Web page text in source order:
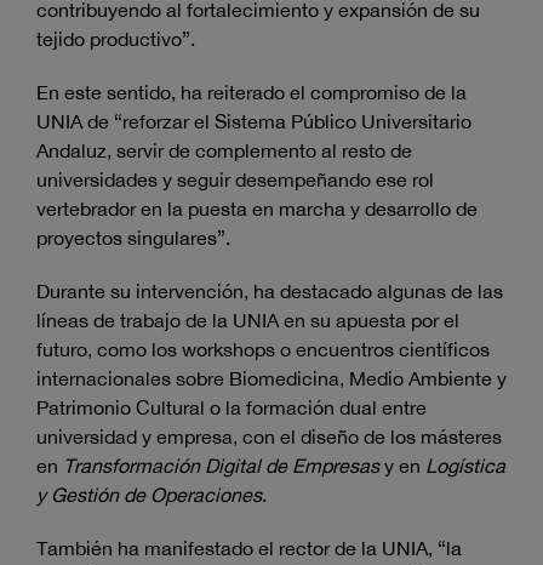
contribuyendo al fortalecimiento y expansión de su
tejido productivo”.
En este sentido, ha reiterado el compromiso de la
UNIA de “reforzar el Sistema Público Universitario
Andaluz, servir de complemento al resto de
universidades y seguir desempeñando ese rol
vertebrador en la puesta en marcha y desarrollo de
proyectos singulares”.
Durante su intervención, ha destacado algunas de las
líneas de trabajo de la UNIA en su apuesta por el
futuro, como los workshops o encuentros científicos
internacionales sobre Biomedicina, Medio Ambiente y
Patrimonio Cultural o la formación dual entre
universidad y empresa, con el diseño de los másteres
en Transformación Digital de Empresasy en Logística
y Gestión de Operaciones.
También ha manifestado el rector de la UNIA, “la